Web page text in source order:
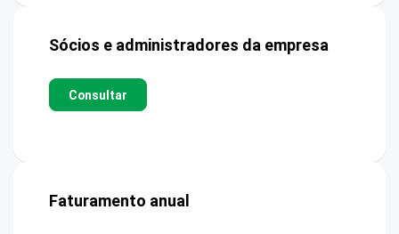
Sócios e administradores da empresa
Consultar
Faturamento anual